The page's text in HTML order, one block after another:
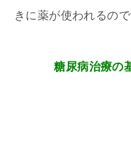
きに薬が使われるので
糖尿病治療の